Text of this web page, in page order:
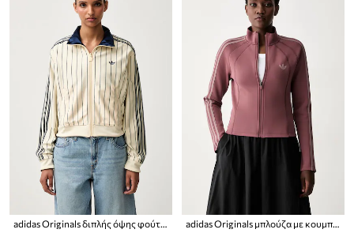
adidas Originals διπλής όψης φούτερ γυναικείο Firebird adidas Originals μπλούζα με κουμπιά Γυναικεία SST 2.0